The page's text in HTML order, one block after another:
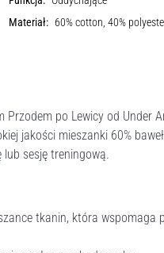
Materiał: 60% cotton, 40%
po Lewicy od Under
jakości mieszanki 60%
sesję treningową.
tkanin, która wspomaga